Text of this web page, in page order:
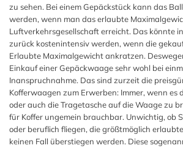
zu sehen. Bei einem Gepäckstück kann das
werden, wenn man das erlaubte
Luftverkehrsgesellschaft erreicht. Das könnte
zurück kostenintensiv werden, wenn die
Erlaubte Maximalgewicht ankratzen.
Einkauf einer Gepäckwaage sehr wohl bei
Inanspruchnahme. Das sind zurzeit die
Kofferwaagen zum Erwerben: Immer, wenn es
oder auch die Tragetasche auf die Waage zu
für Koffer ungemein brauchbar. Unwichtig, ob
oder beruflich fliegen, die größtmöglich
keinen Fall überstiegen werden. Diese